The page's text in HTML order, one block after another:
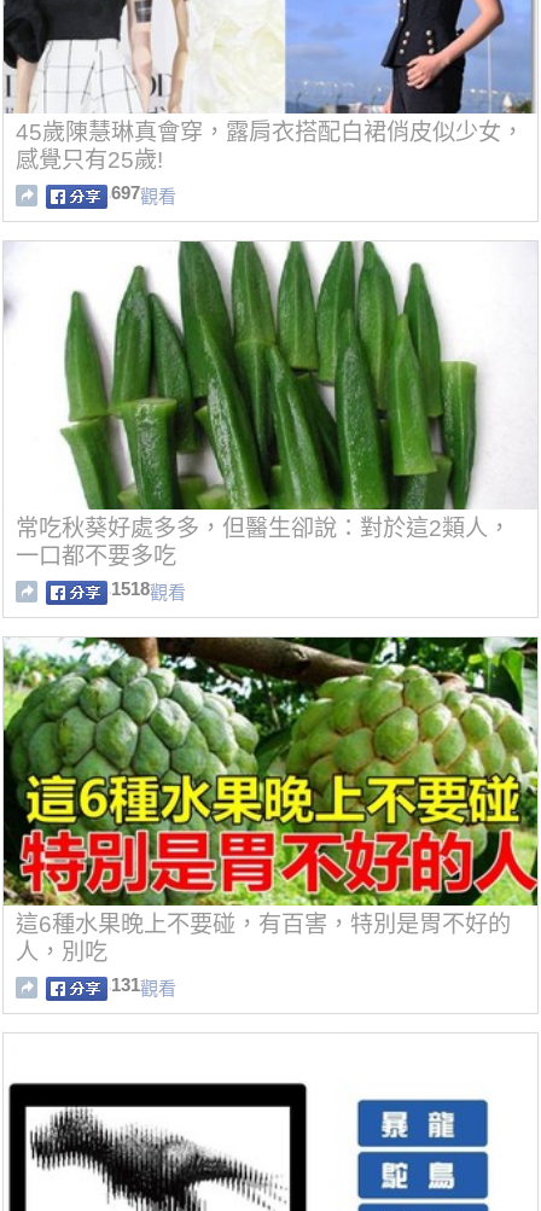
45歲陳慧琳真會穿，露肩衣搭配白裙俏皮似少女，
感覺只有25歲!
697觀看
常吃秋葵好處多多，但醫生卻說：對於這2類人，
一口都不要多吃
1518觀看
這6種水果晚上不要碰，有百害，特別是胃不好的
人，別吃
131觀看